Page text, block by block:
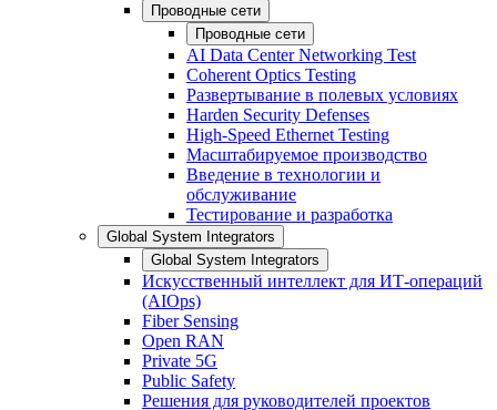
Проводные сети
Проводные сети
AI Data Center Networking Test
Coherent Optics Testing
Развертывание в полевых условиях
Harden Security Defenses
High-Speed Ethernet Testing
Масштабируемое производство
Введение в технологии и
обслуживание
Тестирование и разработка
Global System Integrators
Global System Integrators
Искусственный интеллект для ИТ-операций
(AIOps)
Fiber Sensing
Open RAN
Private 5G
Public Safety
Решения для руководителей проектов